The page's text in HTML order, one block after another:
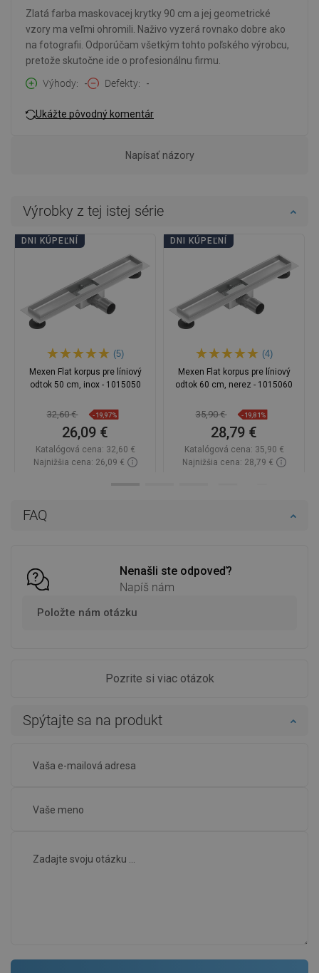
FAQ
Nenašli ste odpoveď?
Napíš nám
Položte nám otázku
Pozrite si viac otázok
Zlatá farba maskovacej krytky 90 cm a jej geometrické
vzory ma veľmi ohromili. Naživo vyzerá rovnako dobre ako
na fotografii. Odporúčam všetkým tohto poľského výrobcu,
pretože skutočne ide o profesionálnu firmu.
Výhody
- Defekty -
Ukážte pôvodný komentár
Napísať názory
Spýtajte sa na produkt
Výrobky z tej istej série
DNI KÚPEĽNÍ
(5)
Mexen Flat korpus pre líniový
odtok 50 cm, inox - 1015050
32,60 € -19,97%
26,09 €
Katalógová cena: 32,60 €
Najnižšia cena: 26,09 €
DNI KÚPEĽNÍ
(4)
Mexen Flat korpus pre líniový
odtok 60 cm, nerez - 1015060
35,90 € -19,81%
28,79 €
Katalógová cena: 35,90 €
Najnižšia cena: 28,79 €